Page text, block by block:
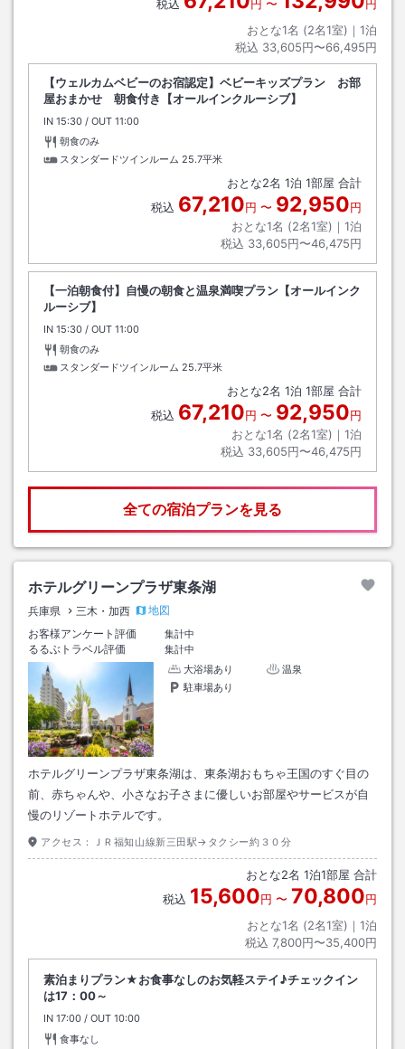
税込
円 〜
円
おとな1名 (2名1室)｜ 1泊
税込 33,605円〜66,495円
【ウェルカムベビーのお宿認定】ベビーキッズプラン お部
屋おまかせ 朝食付き【オールインクルーシブ】
IN チェックイン
15:30 / OUT チェックアウト
11:00
朝食のみ
スタンダードツインルーム 25.7平米
おとな2名 1泊 1部屋 合計
税込 67,210円 〜 92,950円
おとな1名 (2名1室)｜ 1泊
税込 33,605円〜46,475円
【一泊朝食付】自慢の朝食と温泉満喫プラン【オールインク
ルーシブ】
IN チェックイン
15:30 / OUT チェックアウト
11:00
朝食のみ
スタンダードツインルーム 25.7平米
おとな2名 1泊 1部屋 合計
税込 67,210円 〜 92,950円
おとな1名 (2名1室)｜ 1泊
税込 33,605円〜46,475円
全ての宿泊プランを見る
ホテルグリーンプラザ東条湖
兵庫県 三木・加西
地図
お客様アンケート評価
集計中
るるぶトラベル評価
集計中
大浴場あり
温泉
駐車場あり
ホテルグリーンプラザ東条湖は、東条湖おもちゃ王国のすぐ目の
前、赤ちゃんや、小さなお子さまに優しいお部屋やサービスが自
慢のリゾートホテルです。
アクセス： ＪＲ福知山線新三田駅→タクシー約３０分
おとな2名 1泊1部屋 合計
税込 15,600円 〜 70,800円
おとな1名 (2名1室)｜ 1泊
税込 7,800円〜35,400円
素泊まりプラン★お食事なしのお気軽ステイ♪チェックイン
は17：00～
IN チェックイン
17:00 / OUT チェックアウト
10:00
食事なし